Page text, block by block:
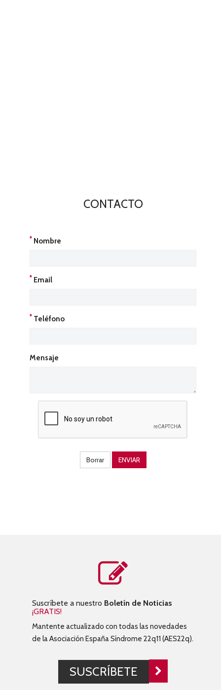
CONTACTO
* Nombre
* Email
* Teléfono
Mensaje
Suscríbete a nuestro Boletín de Noticias
¡GRATIS!
Mantente actualizado con todas las novedades
de la Asociación España Síndrome 22q11 (AES22q).
SUSCRÍBETE